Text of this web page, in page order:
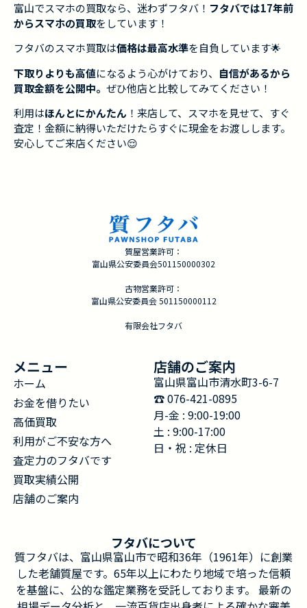
富山でスマホの買取なら、迷わずフタバ！ フタバでは17年前
からスマホの買取をしています！
フタバのスマホ買取は価格は最高水準を自負しています🌟
下取りよりも高値になるよう心がけており、 自信があるから
買取金額を公開中。 ぜひ他店と比較してみてください！
利用はほんとにかんたん ！来店して、スマホを見せて、すぐ
査定！金額に納得いただけたらすぐに現金をお渡しします。
安心してご来店ください😌
質屋営業許可：
富山県公安委員会501150000302
古物営業許可：
富山県公安委員会 501150000112
有限会社フタバ
メニュー
ホーム
お金を借りたい
高価買取
利用がご不安な方へ
査定力のフタバです
買取実績公開
店舗のご案内
店舗のご案内
富山県富山市清水町3-6-7
☎︎ 076-421-0895
月-金 : 9:00-19:00
土 : 9:00-17:00
日・祝 : 定休日
フタバについて
質フタバは、富山県富山市で昭和36年（1961年）に創業
した老舗質屋です。65年以上にわたり地域で培った信頼
を基盤に、公的な鑑定業務を受託しております。 最新の